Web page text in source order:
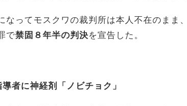
なってモスクワの裁判所は本人不在のまま
で禁固８年半の判決を宣告した。
者に神経剤「ノビチョク」